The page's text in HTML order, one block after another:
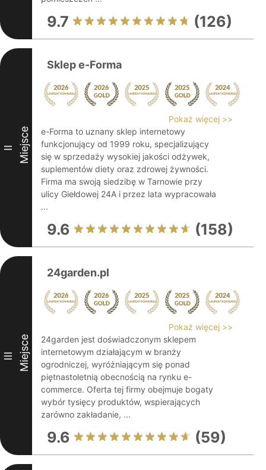
9.7 (126)
II Miejsce
Sklep e-Forma
Pokaż więcej >>
e-Forma to uznany sklep internetowy
funkcjonujący od 1999 roku, specjalizujący
się w sprzedaży wysokiej jakości odżywek,
suplementów diety oraz zdrowej żywności.
Firma ma swoją siedzibę w Tarnowie przy
ulicy Giełdowej 24A i przez lata wypracowała
...
9.6 (158)
III Miejsce
24garden.pl
Pokaż więcej >>
24garden jest doświadczonym sklepem
internetowym działającym w branży
ogrodniczej, wyróżniającym się ponad
piętnastoletnią obecnością na rynku e-
commerce. Oferta tej firmy obejmuje bogaty
wybór tysięcy produktów, wspierających
zarówno zakładanie, ...
9.6 (59)